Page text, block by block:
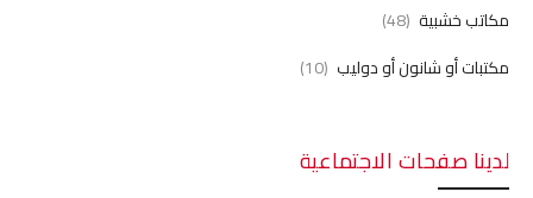
مكاتب خشبية (48)
مكتبات أو شانون أو دوليب (10)
لدينا صفحات الاجتماعية